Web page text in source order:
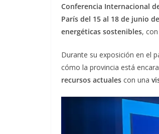
Conferencia Internacional
París del 15 al 18 de junio
energéticas sostenibles,
Durante su exposición en el
cómo la provincia está
recursos actuales con una